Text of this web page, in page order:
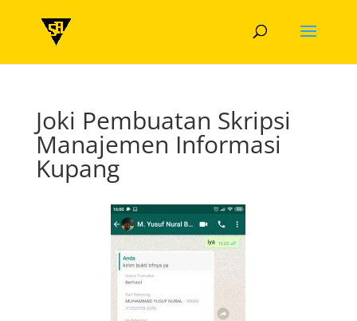
Joki Pembuatan Skripsi
Manajemen Informasi
Kupang